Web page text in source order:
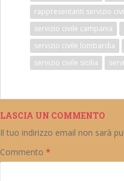
rappresentanti servizio
servizio civile campania
servizio civile lombardia
servizio civile sicilia
LASCIA UN COMMENTO
Il tuo indirizzo email non sarà
Commento *